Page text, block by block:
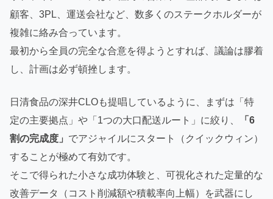
顧客、3PL、運送会社など、数多くのステークホルダーが
複雑に絡み合っています。
最初から全員の完全な合意を得ようとすれば、議論は膠着
し、計画は必ず頓挫します。
日清食品の深井CLOも提唱しているように、まずは「特
定の主要拠点」や「1つの大口配送ルート」に絞り、
「6
割の完成度」 でアジャイルにスタート（クイックウィン）
することが極めて有効です。
そこで得られた小さな成功体験と、可視化された定量的な
改善データ（コスト削減額や積載率向上幅）を武器にし